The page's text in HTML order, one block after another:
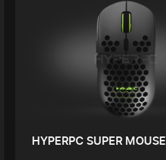
HYPERPC SUPER MOUSE